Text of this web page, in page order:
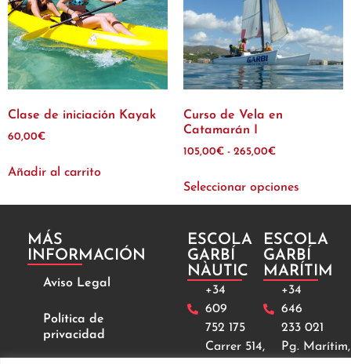
Clase de iniciación Kayak
60,00€
Añadir al carrito
Curso de Vela en
Catamarán I
105,00€ - 265,00€
Seleccionar opciones
MÁS
INFORMACIÓN
Aviso Legal
Política de
privacidad
ESCOLA
GARBÍ
NÀUTIC
+34
609
752 175
Carrer 514,
ESCOLA
GARBÍ
MARÍTIM
+34
646
233 021
Pg. Marítim,